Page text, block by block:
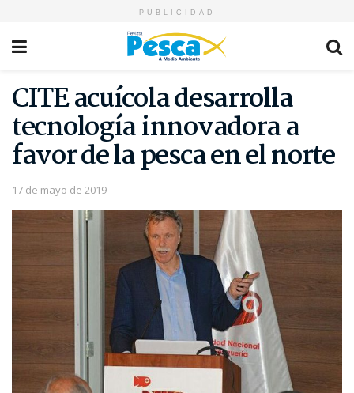
PUBLICIDAD
CITE acuícola desarrolla
tecnología innovadora a
favor de la pesca en el norte
17 de mayo de 2019